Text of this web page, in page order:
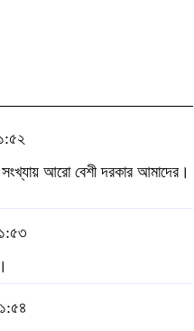
আরো বেশী দরকার আমাদের।